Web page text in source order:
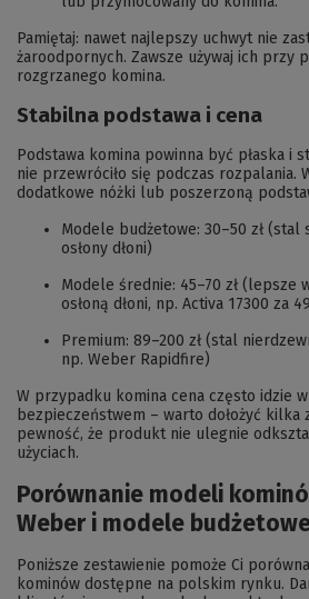
Pamiętaj: nawet najlepszy uchwyt nie
żaroodpornych. Zawsze używaj ich przy
rozgrzanego komina.
Stabilna podstawa i cena
Podstawa komina powinna być płaska i
nie przewróciło się podczas rozpalania.
dodatkowe nóżki lub poszerzoną
Modele budżetowe: 30–50 zł (stal
osłony dłoni)
Modele średnie: 45–70 zł (lepsze
osłoną dłoni, np. Activa 17300 za
Premium: 89–200 zł (stal
np. Weber Rapidfire)
W przypadku komina cena często idzie
bezpieczeństwem – warto dołożyć kilka
pewność, że produkt nie ulegnie
użyciach.
Porównanie modeli
Weber i modele
Poniższe zestawienie pomoże Ci
kominów dostępne na polskim rynku.